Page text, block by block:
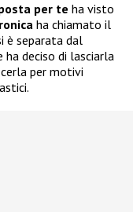
posta per te ha visto
ha chiamato il
è separata dal
ha deciso di lasciarla
per motivi